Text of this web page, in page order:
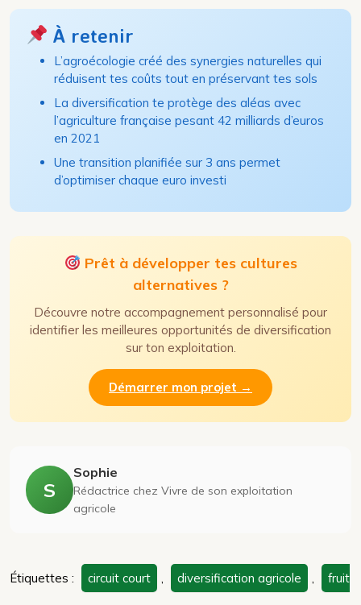
À retenir
L’agroécologie créé des synergies naturelles qui
réduisent tes coûts tout en préservant tes sols
La diversification te protège des aléas avec
l’agriculture française pesant 42 milliards d’euros
en 2021
Une transition planifiée sur 3 ans permet
d’optimiser chaque euro investi
Prêt à développer tes cultures
alternatives ?
Découvre notre accompagnement personnalisé pour
identifier les meilleures opportunités de diversification
sur ton exploitation.
Démarrer mon projet →
S
Sophie
Rédactrice chez Vivre de son exploitation
agricole
Étiquettes : circuit court , diversification agricole , fruit